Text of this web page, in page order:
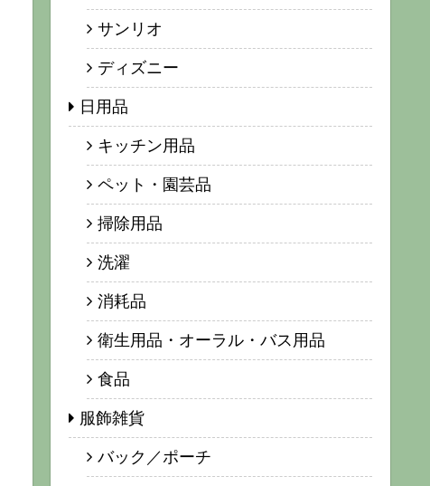
サンリオ
ディズニー
日用品
キッチン用品
ペット・園芸品
掃除用品
洗濯
消耗品
衛生用品・オーラル・バス用品
食品
服飾雑貨
バック／ポーチ